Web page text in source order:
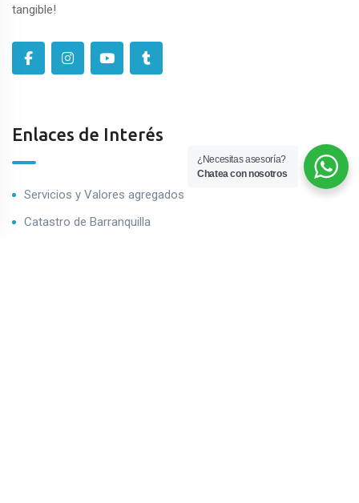
tangible!
Enlaces de Interés
Servicios y Valores agregados
Catastro de Barranquilla
¿Necesitas asesoría?
Chatea con nosotros